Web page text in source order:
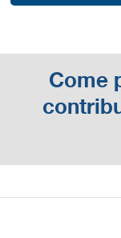
Come